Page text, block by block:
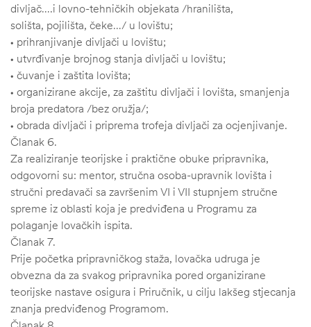
divljač….i lovno-tehničkih objekata /hranilišta,
solišta, pojilišta, čeke…/ u lovištu;
• prihranjivanje divljači u lovištu;
• utvrđivanje brojnog stanja divljači u lovištu;
• čuvanje i zaštita lovišta;
• organizirane akcije, za zaštitu divljači i lovišta, smanjenja
broja predatora /bez oružja/;
• obrada divljači i priprema trofeja divljači za ocjenjivanje.
Članak 6.
Za realiziranje teorijske i praktične obuke pripravnika,
odgovorni su: mentor, stručna osoba-upravnik lovišta i
stručni predavači sa završenim VI i VII stupnjem stručne
spreme iz oblasti koja je predviđena u Programu za
polaganje lovačkih ispita.
Članak 7.
Prije početka pripravničkog staža, lovačka udruga je
obvezna da za svakog pripravnika pored organizirane
teorijske nastave osigura i Priručnik, u cilju lakšeg stjecanja
znanja predviđenog Programom.